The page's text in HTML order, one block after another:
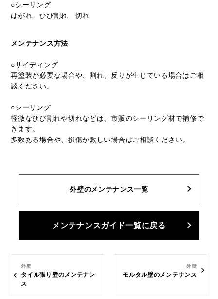
○シーリング
はがれ、ひび割れ、切れ
メンテナンス方法
○サイディング
再塗装が必要な場合や、割れ、反りが生じている場合はご相
談ください。
○シーリング
軽微なひび割れや切れなどは、市販のシーリング材で補修で
きます。
多数ある場合や、損傷が激しい場合はご相談ください。
外壁のメンテナンス一覧
メンテナンスガイド一覧に戻る
外壁
タイル張り壁のメンテナン
ス
外壁
モルタル壁のメンテナンス